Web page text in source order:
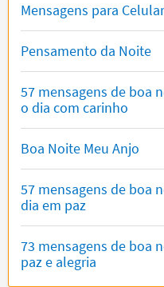
Mensagens para Celular
Pensamento da Noite
57 mensagens de boa
o dia com carinho
Boa Noite Meu Anjo
57 mensagens de boa
dia em paz
73 mensagens de boa
paz e alegria